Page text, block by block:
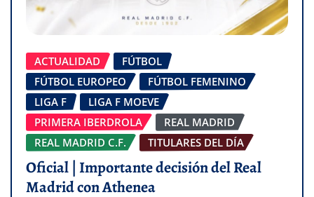
ACTUALIDAD
FÚTBOL
FÚTBOL EUROPEO
FÚTBOL FEMENINO
LIGA F
LIGA F MOEVE
PRIMERA IBERDROLA
REAL MADRID
REAL MADRID C.F.
TITULARES DEL DÍA
Oficial | Importante decisión del Real
Madrid con Athenea